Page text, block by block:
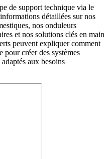
de support technique via le
détaillées sur nos
nos onduleurs
et nos solutions clés en main
peuvent expliquer comment
pour créer des systèmes
aux besoins